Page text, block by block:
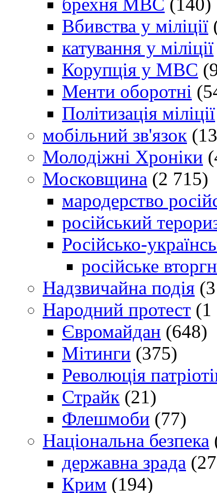
Вбивства у міліції
катування у міліції
Корупція у МВС
Менти оборотні
Політизація міліції
мобільний зв'язок
Молодіжні Хроніки
Московщина (2 715)
мародерство
російський
Російсько-
російське
Надзвичайна подія
Народний протест (1
Євромайдан (648)
Мітинги (375)
Революція
Страйк (21)
Флешмоби (77)
Національна безпека
державна зрада
Крим (194)